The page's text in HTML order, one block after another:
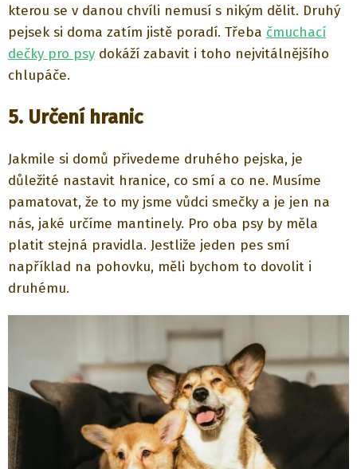
kterou se v danou chvíli nemusí s nikým dělit. Druhý
pejsek si doma zatím jistě poradí. Třeba čmuchací
dečky pro psy dokáží zabavit i toho nejvitálnějšího
chlupáče.
5. Určení hranic
Jakmile si domů přivedeme druhého pejska, je
důležité nastavit hranice, co smí a co ne. Musíme
pamatovat, že to my jsme vůdci smečky a je jen na
nás, jaké určíme mantinely. Pro oba psy by měla
platit stejná pravidla. Jestliže jeden pes smí
například na pohovku, měli bychom to dovolit i
druhému.